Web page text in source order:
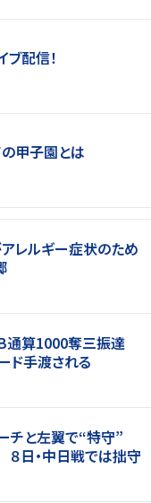
配信！
甲子園とは
アレルギー症状のため
通算1000奪三振達
手渡される
チと左翼で“特守”
日・中日戦では拙守